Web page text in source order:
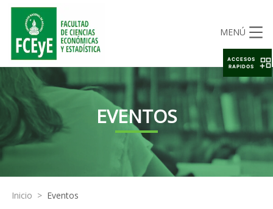
MENÚ
EVENTOS
Inicio > Eventos
ACCESOS
RAPIDOS